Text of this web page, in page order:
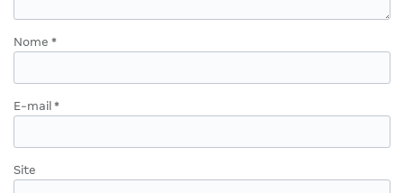
Nome *
E-mail *
Site